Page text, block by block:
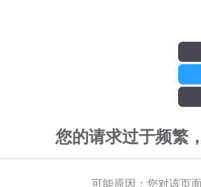
您的请求过于频繁
可能原因：您对该页